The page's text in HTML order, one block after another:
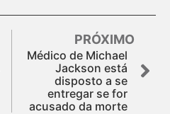
PRÓXIMO
Médico de Michael
Jackson está
disposto a se
entregar se for
acusado da morte